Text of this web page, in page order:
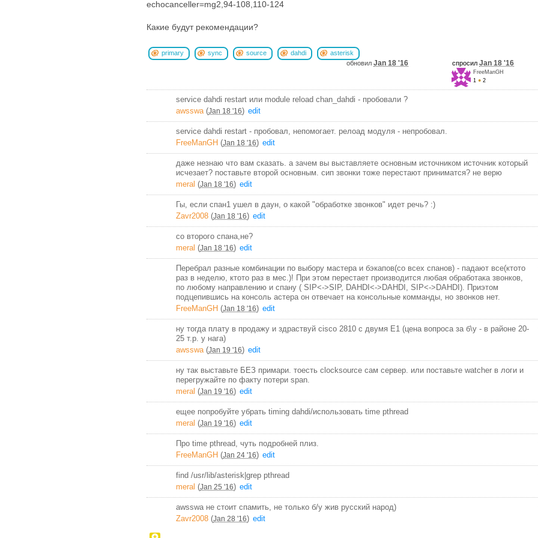
echocanceller=mg2,94-108,110-124
Какие будут рекомендации?
primary sync source dahdi
asterisk
спросил Jan 18 '16
FreeManGH
1 ● 2
обновил Jan 18 '16
service dahdi restart или module reload chan_dahdi - пробовали ?
awsswa (Jan 18 '16) edit
service dahdi restart - пробовал, непомогает. релоад модуля - непробовал.
FreeManGH (Jan 18 '16) edit
даже незнаю что вам сказать. а зачем вы выставляете основным источником источник который
исчезает? поставьте второй основным. сип звонки тоже перестают приниматся? не верю
meral (Jan 18 '16) edit
Гы, если спан1 ушел в даун, о какой "обработке звонков" идет речь? :)
Zavr2008 (Jan 18 '16) edit
со второго спана,не?
meral (Jan 18 '16) edit
Перебрал разные комбинации по выбору мастера и бэкапов(со всех спанов) - падают все(ктото
раз в неделю, ктото раз в мес.)! При этом перестает производится любая обработака звонков,
по любому направлению и спану ( SIP<->SIP, DAHDI<->DAHDI, SIP<->DAHDI). Приэтом
подцепившись на консоль астера он отвечает на консольные комманды, но звонков нет.
FreeManGH (Jan 18 '16) edit
ну тогда плату в продажу и здраствуй cisco 2810 с двумя E1 (цена вопроса за б\у - в районе 20-
25 т.р. у нага)
awsswa (Jan 19 '16) edit
ну так выставьте БЕЗ примари. тоесть clocksource сам сервер. или поставьте watcher в логи и
перегружайте по факту потери span.
meral (Jan 19 '16) edit
ещее попробуйте убрать timing dahdi/использовать time pthread
meral (Jan 19 '16) edit
Про time pthread, чуть подробней плиз.
FreeManGH (Jan 24 '16) edit
find /usr/lib/asterisk|grep pthread
meral (Jan 25 '16) edit
awsswa не стоит спамить, не только б/у жив русский народ)
Zavr2008 (Jan 28 '16) edit